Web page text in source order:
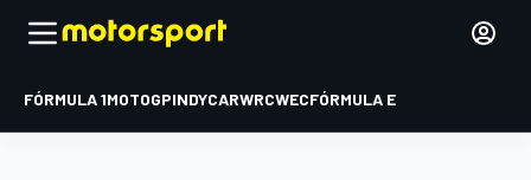
FÓRMULA 1MOTOGPINDYCARWRCWECFÓRMULA E